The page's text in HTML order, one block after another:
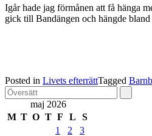
Igår hade jag förmånen att få hänga
gick till Bandängen och hängde
Posted in Livets efterrättTagged
maj 2026
M T O T F L
S
1
2
3